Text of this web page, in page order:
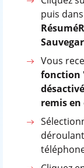
puis
Vous
fonction
remis